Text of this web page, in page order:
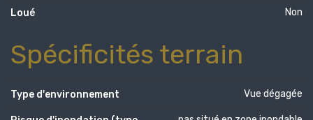
Loué Non
Spécificités terrain
Type d'environnement Vue dégagée